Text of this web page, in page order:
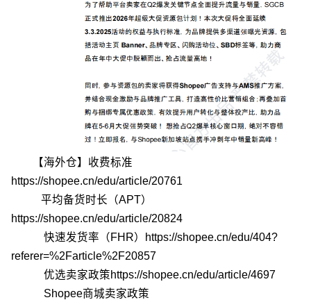
【海外仓】收费标准
https://shopee.cn/edu/article/20761
平均备货时长（APT）
https://shopee.cn/edu/article/20824
快速发货率（FHR）
https://shopee.cn/edu/404?
referer=%2Farticle%2F20857
优选卖家政策https://shopee.cn/edu/article/4697
Shopee商城卖家政策